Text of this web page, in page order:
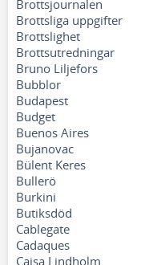
Brottsjournalen
Brottsliga uppgifter
Brottslighet
Brottsutredningar
Bruno Liljefors
Bubblor
Budapest
Budget
Buenos Aires
Bujanovac
Bülent Keres
Bullerö
Burkini
Butiksdöd
Cablegate
Cadaques
Cajsa Lindholm